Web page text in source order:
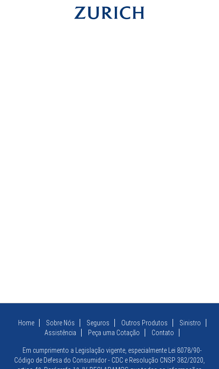
Home Sobre Nós Seguros Outros Produtos
Sinistro
Assistência
Peça uma Cotação Contato
Em cumprimento a Legislação vigente, especialmente Lei 8078/90-
Código de Defesa do Consumidor - CDC e Resolução CNSP 382/2020,